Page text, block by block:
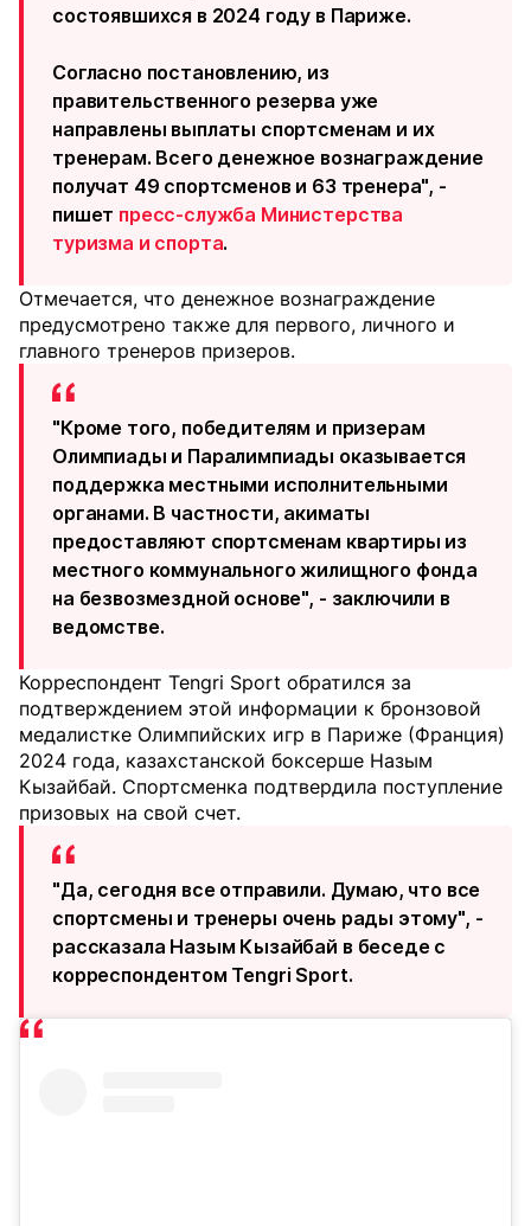
состоявшихся в 2024 году в Париже.
Согласно постановлению, из
правительственного резерва уже
направлены выплаты спортсменам и их
тренерам. Всего денежное вознаграждение
получат 49 спортсменов и 63 тренера", -
пишет пресс-служба Министерства
туризма и спорта.
Отмечается, что денежное вознаграждение
предусмотрено также для первого, личного и
главного тренеров призеров.
"Кроме того, победителям и призерам
Олимпиады и Паралимпиады оказывается
поддержка местными исполнительными
органами. В частности, акиматы
предоставляют спортсменам квартиры из
местного коммунального жилищного фонда
на безвозмездной основе", - заключили в
ведомстве.
Корреспондент Tengri Sport обратился за
подтверждением этой информации к бронзовой
медалистке Олимпийских игр в Париже (Франция)
2024 года, казахстанской боксерше Назым
Кызайбай. Спортсменка подтвердила поступление
призовых на свой счет.
"Да, сегодня все отправили. Думаю, что все
спортсмены и тренеры очень рады этому", -
рассказала Назым Кызайбай в беседе с
корреспондентом Tengri Sport.